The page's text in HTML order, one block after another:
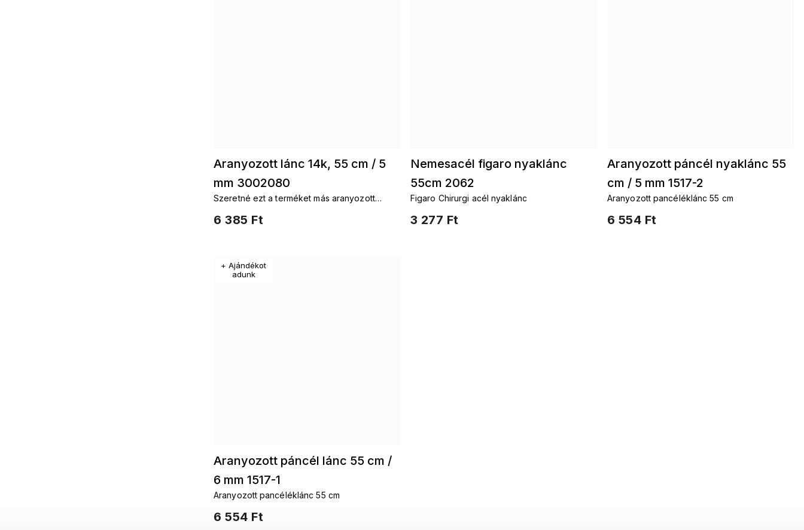
Aranyozott lánc 14k, 55 cm / 5
mm 3002080
6 385 Ft
Szeretné ezt a terméket más aranyozott
fülbevaló Aranyozott karkötők
Nemesacél figaro nyaklánc
55cm 2062
3 277 Ft
Figaro Chirurgi acél nyaklánc
Aranyozott páncél nyaklánc 55
cm / 5 mm 1517-2
6 554 Ft
Aranyozott pancéléklánc 55 cm
+ Ajándékot
adunk
Aranyozott páncél lánc 55 cm /
6 mm 1517-1
6 554 Ft
Aranyozott pancéléklánc 55 cm